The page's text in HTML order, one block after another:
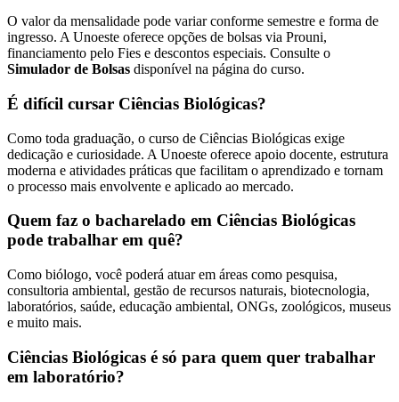
O valor da mensalidade pode variar conforme semestre e forma de
ingresso. A Unoeste oferece opções de bolsas via Prouni,
financiamento pelo Fies e descontos especiais. Consulte o
Simulador de Bolsas disponível na página do curso.
É difícil cursar Ciências Biológicas?
Como toda graduação, o curso de Ciências Biológicas exige
dedicação e curiosidade. A Unoeste oferece apoio docente, estrutura
moderna e atividades práticas que facilitam o aprendizado e tornam
o processo mais envolvente e aplicado ao mercado.
Quem faz o bacharelado em Ciências Biológicas
pode trabalhar em quê?
Como biólogo, você poderá atuar em áreas como pesquisa,
consultoria ambiental, gestão de recursos naturais, biotecnologia,
laboratórios, saúde, educação ambiental, ONGs, zoológicos, museus
e muito mais.
Ciências Biológicas é só para quem quer trabalhar
em laboratório?